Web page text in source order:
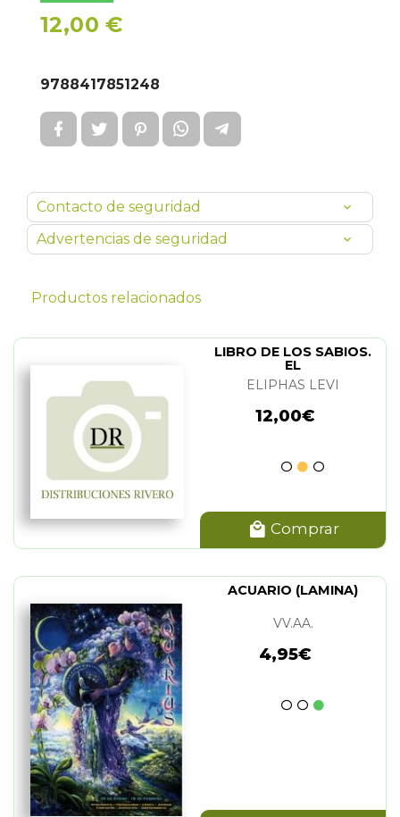
12,00 €
9788417851248
Contacto de seguridad
Advertencias de seguridad
Productos relacionados
LIBRO DE LOS SABIOS.
EL
ELIPHAS LEVI
12,00€
Comprar
ACUARIO (LAMINA)
VV.AA.
4,95€